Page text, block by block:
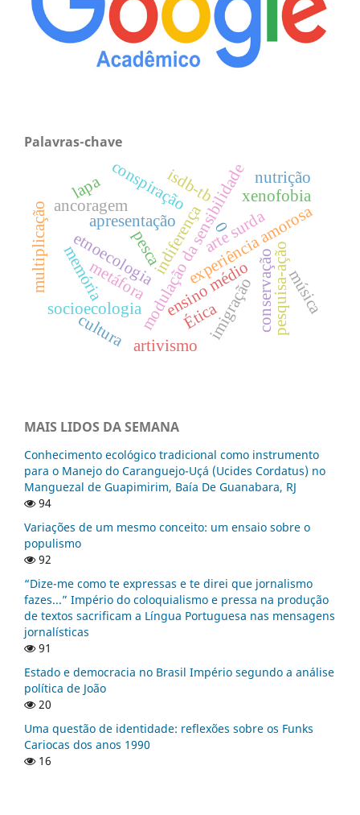
Palavras-chave
experiência amorosa
modulação da sensibilidade
metáfora
indiferença
apresentação
etnoecologia
socioecologia conservação
pesca
ensino médio pesquisa-ação
imigração
conspiração xenofobia
arte surda
artivismo
Ética
ancoragem
música
memória
cultura
lapa isdb-tb
0
nutrição
multiplicação
MAIS LIDOS DA SEMANA
Conhecimento ecológico tradicional como instrumento
para o Manejo do Caranguejo-Uçá (Ucides Cordatus) no
Manguezal de Guapimirim, Baía De Guanabara, RJ
94
Variações de um mesmo conceito: um ensaio sobre o
populismo
92
“Dize-me como te expressas e te direi que jornalismo
fazes...” Império do coloquialismo e pressa na produção
de textos sacrificam a Língua Portuguesa nas mensagens
jornalísticas
91
Estado e democracia no Brasil Império segundo a análise
política de João
20
Uma questão de identidade: reflexões sobre os Funks
Cariocas dos anos 1990
16